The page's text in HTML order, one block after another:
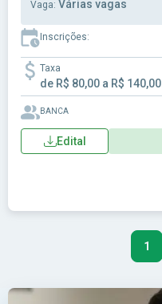
Vaga: Várias vagas
Inscrições:
Taxa
de R$ 80,00 a R$ 140,00
BANCA
Edital
1